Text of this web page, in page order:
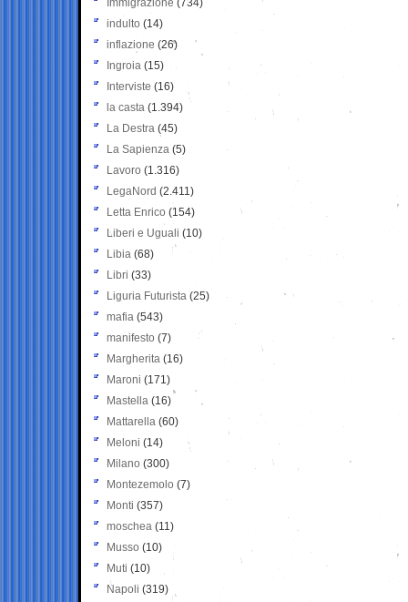
Immigrazione (734)
indulto (14)
inflazione (26)
Ingroia (15)
Interviste (16)
la casta (1.394)
La Destra (45)
La Sapienza (5)
Lavoro (1.316)
LegaNord (2.411)
Letta Enrico (154)
Liberi e Uguali (10)
Libia (68)
Libri (33)
Liguria Futurista (25)
mafia (543)
manifesto (7)
Margherita (16)
Maroni (171)
Mastella (16)
Mattarella (60)
Meloni (14)
Milano (300)
Montezemolo (7)
Monti (357)
moschea (11)
Musso (10)
Muti (10)
Napoli (319)